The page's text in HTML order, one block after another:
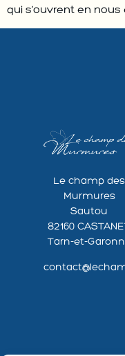
qui s’ouvrent en
Le champ des
Murmures
Sautou
82160
Tarn-et-